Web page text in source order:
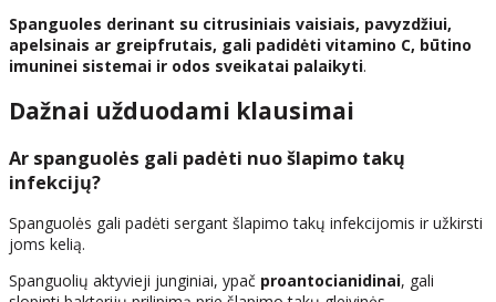
Spanguoles derinant su citrusiniais vaisiais, pavyzdžiui,
apelsinais ar greipfrutais, gali padidėti vitamino C, būtino
imuninei sistemai ir odos sveikatai palaikyti.
Dažnai užduodami klausimai
Ar spanguolės gali padėti nuo šlapimo takų
infekcijų?
Spanguolės gali padėti sergant šlapimo takų infekcijomis ir užkirsti
joms kelią.
Spanguolių aktyvieji junginiai, ypač proantocianidinai, gali